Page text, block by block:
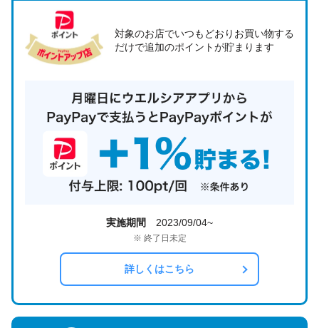
対象のお店でいつもどおりお買い物する
だけで追加のポイントが貯まります
実施期間 2023/09/04~
※ 終了日未定
詳しくはこちら